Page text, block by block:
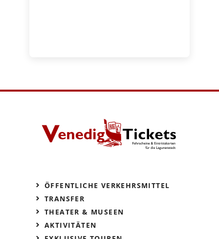
ÖFFENTLICHE VERKEHRSMITTEL
TRANSFER
THEATER & MUSEEN
AKTIVITÄTEN